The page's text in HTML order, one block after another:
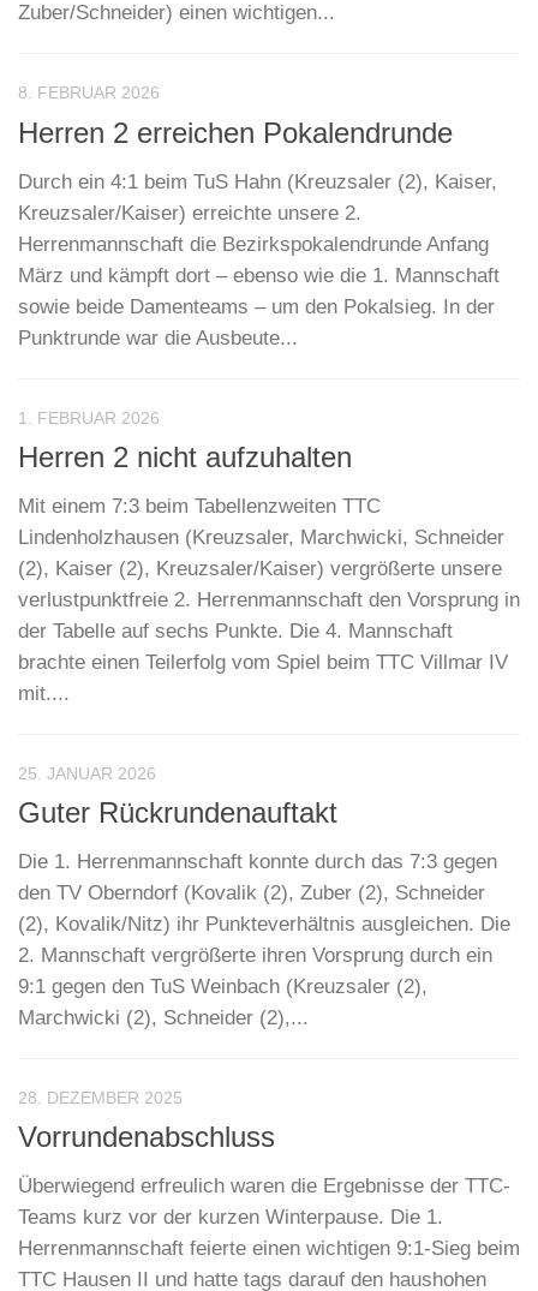
Zuber/Schneider) einen wichtigen...
8. FEBRUAR 2026
Herren 2 erreichen Pokalendrunde
Durch ein 4:1 beim TuS Hahn (Kreuzsaler (2), Kaiser,
Kreuzsaler/Kaiser) erreichte unsere 2.
Herrenmannschaft die Bezirkspokalendrunde Anfang
März und kämpft dort – ebenso wie die 1. Mannschaft
sowie beide Damenteams – um den Pokalsieg. In der
Punktrunde war die Ausbeute...
1. FEBRUAR 2026
Herren 2 nicht aufzuhalten
Mit einem 7:3 beim Tabellenzweiten TTC
Lindenholzhausen (Kreuzsaler, Marchwicki, Schneider
(2), Kaiser (2), Kreuzsaler/Kaiser) vergrößerte unsere
verlustpunktfreie 2. Herrenmannschaft den Vorsprung in
der Tabelle auf sechs Punkte. Die 4. Mannschaft
brachte einen Teilerfolg vom Spiel beim TTC Villmar IV
mit....
25. JANUAR 2026
Guter Rückrundenauftakt
Die 1. Herrenmannschaft konnte durch das 7:3 gegen
den TV Oberndorf (Kovalik (2), Zuber (2), Schneider
(2), Kovalik/Nitz) ihr Punkteverhältnis ausgleichen. Die
2. Mannschaft vergrößerte ihren Vorsprung durch ein
9:1 gegen den TuS Weinbach (Kreuzsaler (2),
Marchwicki (2), Schneider (2),...
28. DEZEMBER 2025
Vorrundenabschluss
Überwiegend erfreulich waren die Ergebnisse der TTC-
Teams kurz vor der kurzen Winterpause. Die 1.
Herrenmannschaft feierte einen wichtigen 9:1-Sieg beim
TTC Hausen II und hatte tags darauf den haushohen